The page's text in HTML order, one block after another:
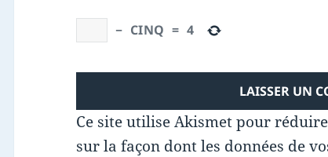
− CINQ = 4
Ce site utilise Akismet pour
sur la façon dont les données de